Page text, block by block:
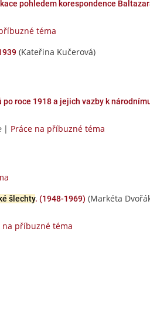
pohledem korespondence
téma
(Kateřina Kučerová)
roce 1918 a jejich vazby k
| Práce na příbuzné téma
šlechty. (1948-1969) (Markéta
na příbuzné téma